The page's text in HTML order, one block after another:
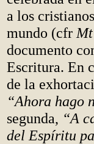
a los
mundo (cfr
documento
Escritura. En
de la
“Ahora hago
segunda, “A
del Espíritu